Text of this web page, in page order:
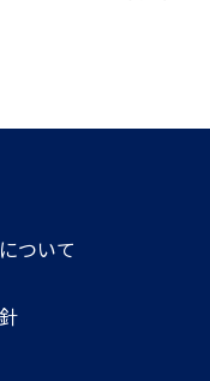
ついて